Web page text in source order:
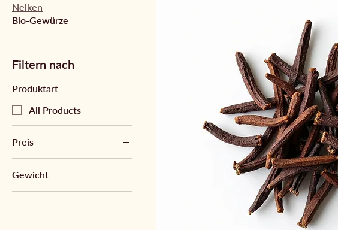
Nelken
Bio-Gewürze
Filtern nach
Produktart
All Products
Preis
25 € 28 €
Gewicht